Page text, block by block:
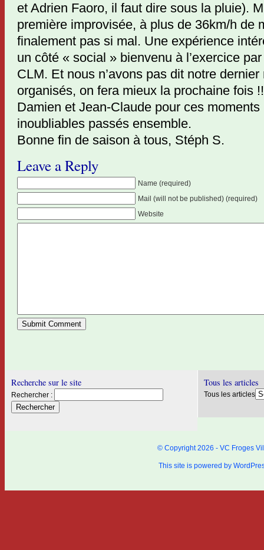
et Adrien Faoro, il faut dire sous la pluie).
première improvisée, à plus de 36km/h de
finalement pas si mal. Une expérience
un côté « social » bienvenu à l’exercice
CLM. Et nous n’avons pas dit notre
organisés, on fera mieux la prochaine fois
Damien et Jean-Claude pour ces
inoubliables passés ensemble.
Bonne fin de saison à tous, Stéph S.
Leave a Reply
Name (required)
Mail (will not be published) (required)
Website
Recherche sur le site
Rechercher :
Tous les articles
Tous les articles
© Copyright 2026 - VC Froges
This site is powered by